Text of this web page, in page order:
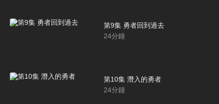
第9集 勇者回到過去
24分鐘
第10集 潛入的勇者
24分鐘